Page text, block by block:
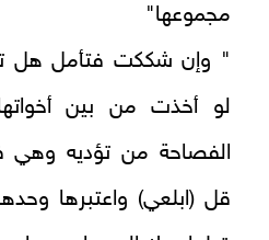
مجموعها"
" وإن شككت فتأمل هل
لو أخذت من بين
الفصاحة من تؤديه وهي
قل (ابلعي) واعتبرها